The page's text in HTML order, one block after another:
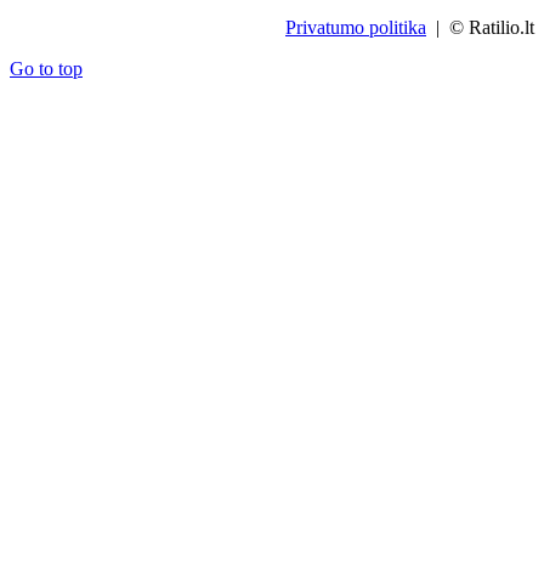
Privatumo politika | © Ratilio.lt
Go to top